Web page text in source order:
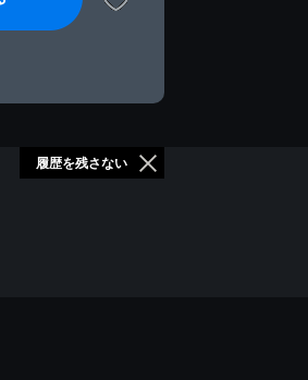
履歴を残さない